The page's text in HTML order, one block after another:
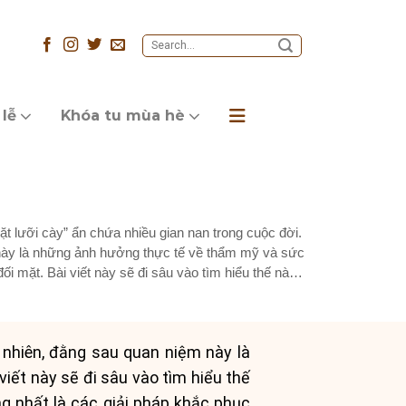
Khóa tu mùa hè
lưỡi cày” ẩn chứa nhiều gian nan trong cuộc đời.
là những ảnh hưởng thực tế về thẩm mỹ và sức
mặt. Bài viết này sẽ đi sâu vào tìm hiểu thế nào
đằng sau quan niệm này là
này sẽ đi sâu vào tìm hiểu thế